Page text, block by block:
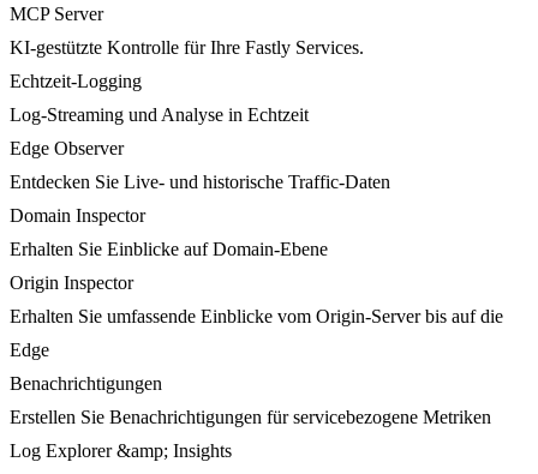
MCP Server
KI-gestützte Kontrolle für Ihre Fastly Services.
Echtzeit-Logging
Log-Streaming und Analyse in Echtzeit
Edge Observer
Entdecken Sie Live- und historische Traffic-Daten
Domain Inspector
Erhalten Sie Einblicke auf Domain-Ebene
Origin Inspector
Erhalten Sie umfassende Einblicke vom Origin-Server bis auf die
Edge
Benachrichtigungen
Erstellen Sie Benachrichtigungen für servicebezogene Metriken
Log Explorer &amp; Insights